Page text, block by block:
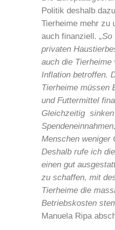
Politik deshalb
Tierheime mehr zu
auch finanziell.
privaten
auch die
Inflation betroffen.
Tierheime müssen
und Futtermittel
Gleichzeitig
Menschen weniger
Deshalb rufe ich
einen gut
zu schaffen, mit
Tierheime die
Betriebskosten
Manuela Ripa